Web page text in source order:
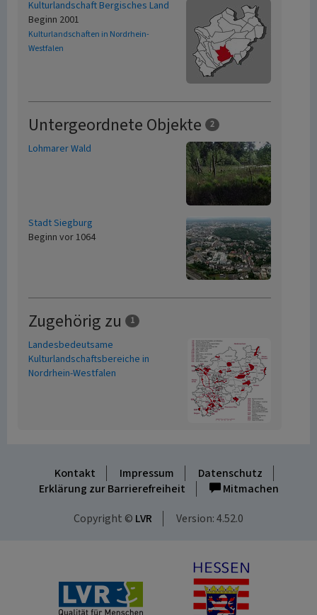
Kulturlandschaft Bergisches Land
Beginn 2001
Kulturlandschaften in Nordrhein-
Westfalen
Untergeordnete Objekte 2
Lohmarer Wald
Stadt Siegburg
Beginn vor 1064
Zugehörig zu 1
Landesbedeutsame
Kulturlandschaftsbereiche in
Nordrhein-Westfalen
Kontakt Impressum
Datenschutz
Erklärung zur Barrierefreiheit
Mitmachen
Copyright © LVR Version: 4.52.0